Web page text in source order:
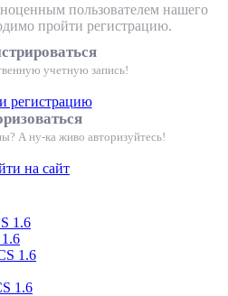
пользователем нашего
пройти регистрацию.
учетную запись!
регистрацию
А ну-ка живо авторизуйтесь!
на сайт
1.6
1.6
1.6